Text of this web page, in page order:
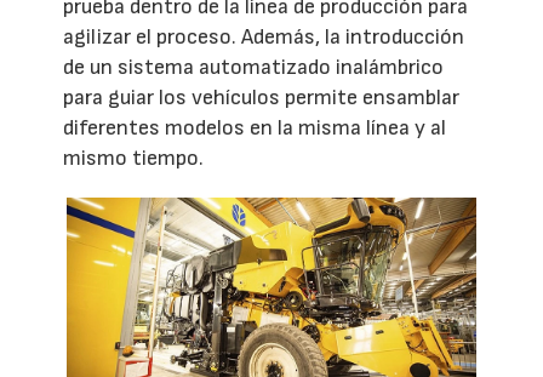
prueba dentro de la línea de producción para
agilizar el proceso. Además, la introducción
de un sistema automatizado inalámbrico
para guiar los vehículos permite ensamblar
diferentes modelos en la misma línea y al
mismo tiempo.